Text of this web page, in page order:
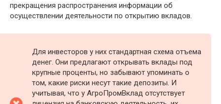
прекращения распространения информации об
осуществлении деятельности по открытию вкладов.
Для инвесторов у них стандартная схема отъема
денег. Они предлагают открывать вклады под
крупные проценты, но забывают упоминать о
том, какие риски несут такие депозиты. И
учитывая, что у АгроПромВклад отсутствует